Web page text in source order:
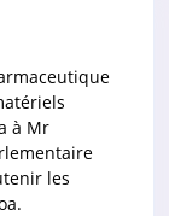
à Mr
les